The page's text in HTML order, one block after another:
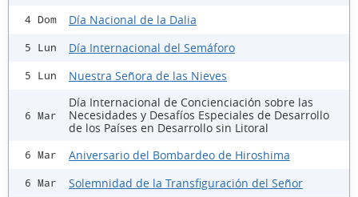
4 Dom Día Nacional de la Dalia
5 Lun Día Internacional del Semáforo
5 Lun Nuestra Señora de las Nieves
6 Mar
Día Internacional de Concienciación sobre las
Necesidades y Desafíos Especiales de Desarrollo
de los Países en Desarrollo sin Litoral
6 Mar Aniversario del Bombardeo de Hiroshima
6 Mar Solemnidad de la Transfiguración del Señor